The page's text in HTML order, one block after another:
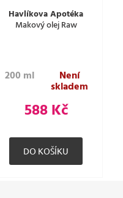
Havlíkova Apotéka
Makový olej Raw
200 ml Není
skladem
588 Kč